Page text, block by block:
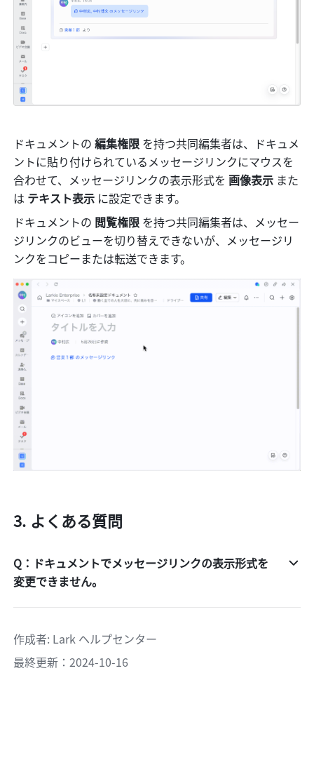
ドキュメントの 編集権限 を持つ共同編集者は、ドキュメ
ントに貼り付けられているメッセージリンクにマウスを
合わせて、メッセージリンクの表示形式を 画像表示 また
は テキスト表示 に設定できます。
ドキュメントの 閲覧権限 を持つ共同編集者は、メッセー
ジリンクのビューを切り替えできないが、メッセージリ
ンクをコピーまたは転送できます。
よくある質問
Q：ドキュメントでメッセージリンクの表示形式を
変更できません。
作成者: Lark ヘルプセンター
最終更新：2024-10-16